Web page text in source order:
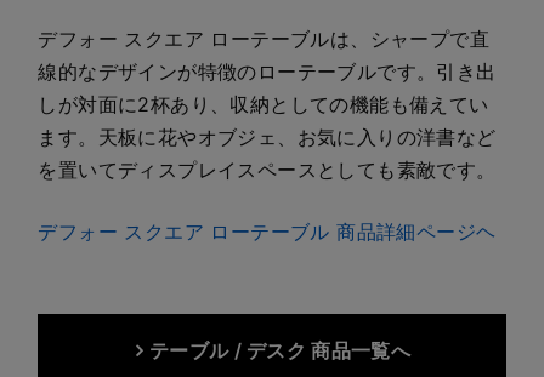
デフォー スクエア ローテーブルは、シャープで直
線的なデザインが特徴のローテーブルです。引き出
しが対面に2杯あり、収納としての機能も備えてい
ます。天板に花やオブジェ、お気に入りの洋書など
を置いてディスプレイスペースとしても素敵です。
デフォー スクエア ローテーブル 商品詳細ページヘ
テーブル / デスク 商品一覧へ